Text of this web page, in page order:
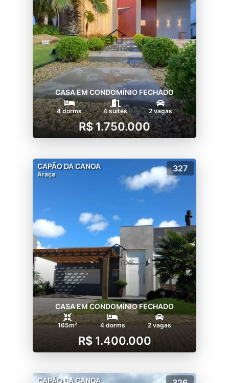
CASA EM CONDOMÍNIO FECHADO
4 dorms 4 suítes 2 vagas
R$ 1.750.000
CAPÃO DA CANOA
Araça
327
CASA EM CONDOMÍNIO FECHADO
165m² 4 dorms 2 vagas
R$ 1.400.000
CAPÃO DA CANOA